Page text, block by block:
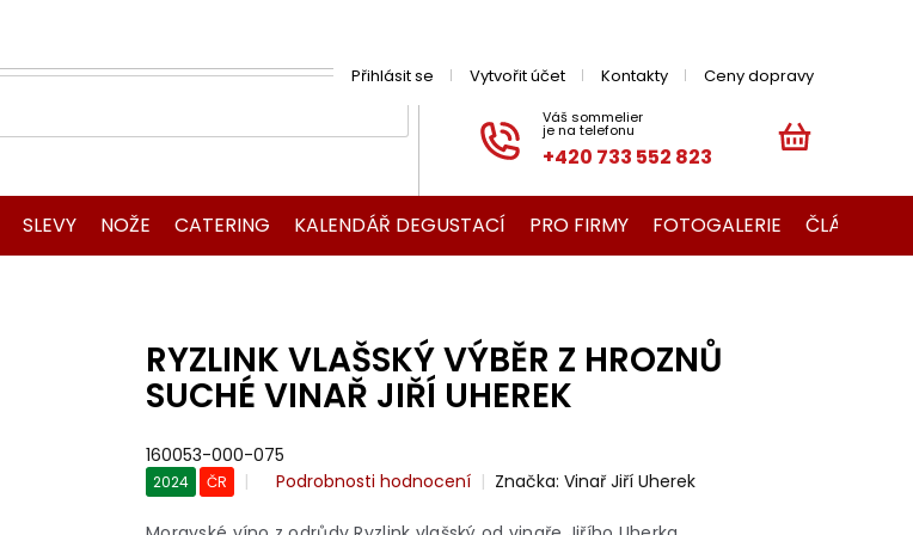
+420 733 552 823
Přihlásit se Vytvořit účet Kontakty Ceny dopravy
KOŠÍK
SLEVY NOŽE CATERING KALENDÁŘ DEGUSTACÍ PRO FIRMY FOTOGALERIE ČLÁNKY O
RYZLINK VLAŠSKÝ VÝBĚR Z HROZNŮ
SUCHÉ VINAŘ JIŘÍ UHEREK
160053-000-075
2024 ČR
Průměrné
produktu
Podrobnosti hodnocení Značka: Vinař Jiří Uherek